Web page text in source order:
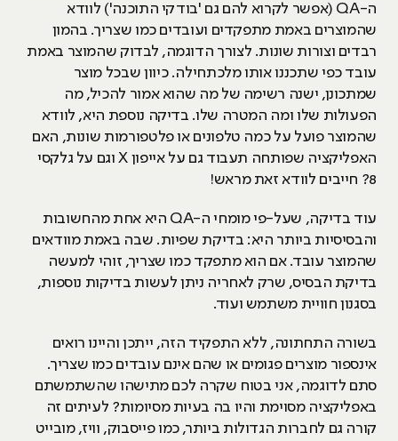
ה-QA (אפשר לקרוא להם גם 'בודקי התוכנה') לוודא
שהמוצרים באמת מתפקדים ועובדים כמו שצריך. בהמון
רבדים וצורות שונות. לצורך הדוגמה, לבדוק שהמוצר באמת
עובד כפי שתכננו אותו מלכתחילה. כיוון שבכל מוצר
שמתכונן, ישנה רשימה של מה שהוא אמור להכיל, מה
הפעולות שלו ומה המטרה שלו. בדיקה נוספת היא, לוודא
שהמוצר פועל על כמה טלפונים או פלטפורמות שונות, האם
האפליקציה שפותחה תעבוד גם על אייפון X וגם על גלקסי
8? חייבים לוודא זאת מראש!
עוד בדיקה, שעל-פי מומחי ה-QA היא אחת מהחשובות
והבסיסיות ביותר היא: בדיקת שפיות. שבה באמת מוודאים
שהמוצר עובד. אם הוא מתפקד כמו שצריך, זוהי למעשה
בדיקת הבסיס, שרק לאחריה ניתן לעשות בדיקות נוספות,
בסגנון חוויית משתמש ועוד.
בשורה התחתונה, ללא התפקיד הזה, ייתכן והיינו רואים
אינספור מוצרים פגומים או שהם אינם עובדים כמו שצריך.
סתם לדוגמה, אני בטוח שקרה לכם מתישהו שהשתמשתם
באפליקציה מסוימת והיו בה בעיות מסיומות? לעיתים זה
קורה גם לחברות הגדולות ביותר, כמו פייסבוק, וויז, מובייט